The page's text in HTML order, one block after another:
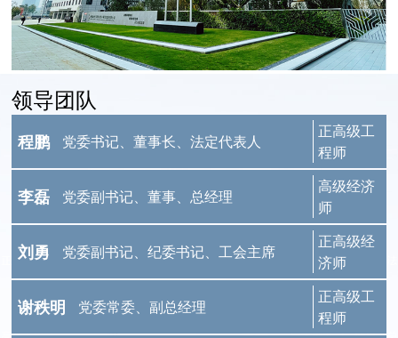
领导团队
程鹏 党委书记、董事长、法定代表人
正高级工
程师
李磊 党委副书记、董事、总经理
高级经济
师
刘勇 党委副书记、纪委书记、工会主席
正高级经
济师
谢秩明 党委常委、副总经理
正高级工
程师